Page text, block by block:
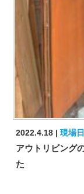
2022.4.18 現場
アウトリビング
た